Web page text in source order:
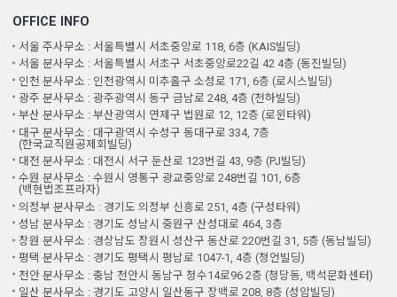
OFFICE INFO
서울 주사무소 : 서울특별시 서초중앙로 118, 6층 (KAIS빌딩)
서울 분사무소 : 서울특별시 서초구 서초중앙로22길 42 4층 (동진빌딩)
인천 분사무소 : 인천광역시 미추홀구 소성로 171, 6층 (로시스빌딩)
광주 분사무소 : 광주광역시 동구 금남로 248, 4층 (천하빌딩)
부산 분사무소 : 부산광역시 연제구 법원로 12, 12층 (로윈타워)
대구 분사무소 : 대구광역시 수성구 동대구로 334, 7층
(한국교직원공제회빌딩)
대전 분사무소 : 대전시 서구 둔산로 123번길 43, 9층 (PJ빌딩)
수원 분사무소 : 수원시 영통구 광교중앙로 248번길 101, 6층
(백현법조프라자)
의정부 분사무소 : 경기도 의정부 신흥로 251, 4층 (구성타워)
성남 분사무소 : 경기도 성남시 중원구 산성대로 464, 3층
창원 분사무소 : 경상남도 창원시 성산구 동산로 220번길 31, 5층 (동남빌딩)
평택 분사무소 : 경기도 평택시 평남로 1047-1, 4층 (청언빌딩)
천안 분사무소 : 충남 천안시 동남구 청수14로96 2층 (청당동, 백석문화센터)
일산 분사무소 : 경기도 고양시 일산동구 장백로 208, 8층 (성암빌딩)